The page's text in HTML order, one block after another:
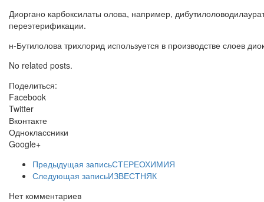
Диоргано карбоксилаты олова, например,
переэтерификации.
н-Бутилолова трихлорид используется в производстве слоев
No related posts.
Поделиться:
Facebook
Twitter
Вконтакте
Одноклассники
Google+
Предыдущая записьСТЕРЕОХИМИЯ
Следующая записьИЗВЕСТНЯК
Нет комментариев